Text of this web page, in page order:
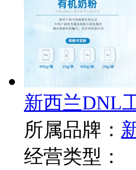
新西兰DNL
所属品牌：
经营类型：